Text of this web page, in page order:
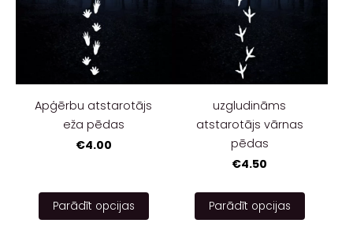
Apģērbu atstarotājs
eža pēdas
€4.00
Parādīt opcijas
uzgludināms
atstarotājs vārnas
pēdas
€4.50
Parādīt opcijas